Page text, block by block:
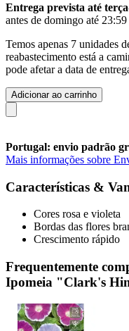
Entrega prevista até
antes de domingo até 23:59
Temos apenas 7 unidades
reabastecimento está a
pode afetar a data de
Adicionar ao carrinho
Portugal: envio padrão
Mais informações sobre
Características &
Cores rosa e violeta
Bordas das flores
Crescimento rápido
Frequentemente
Ipomeia "Clark's